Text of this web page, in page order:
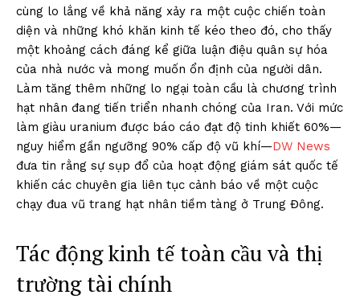
cùng lo lắng về khả năng xảy ra một cuộc chiến toàn
diện và những khó khăn kinh tế kéo theo đó, cho thấy
một khoảng cách đáng kể giữa luận điệu quân sự hóa
của nhà nước và mong muốn ổn định của người dân.
Làm tăng thêm những lo ngại toàn cầu là chương trình
hạt nhân đang tiến triển nhanh chóng của Iran. Với mức
làm giàu uranium được báo cáo đạt độ tinh khiết 60%—
nguy hiểm gần ngưỡng 90% cấp độ vũ khí—DW News
đưa tin rằng sự sụp đổ của hoạt động giám sát quốc tế
khiến các chuyên gia liên tục cảnh báo về một cuộc
chạy đua vũ trang hạt nhân tiềm tàng ở Trung Đông.
Tác động kinh tế toàn cầu và thị
trường tài chính